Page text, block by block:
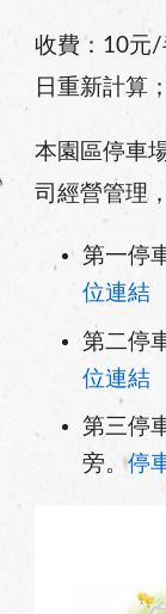
收費：10元/
日重新計算
本園區停車
司經營管理
第一停
位連結
第二停
位連結
第三停
旁。停